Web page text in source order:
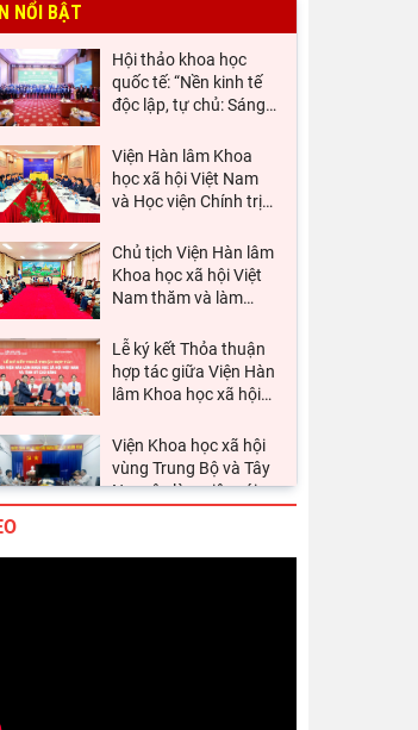
NỔI BẬT
Hội thảo khoa học
quốc tế: “Nền kinh tế
độc lập, tự chủ: Sáng…
Viện Hàn lâm Khoa
học xã hội Việt Nam
và Học viện Chính trị…
Chủ tịch Viện Hàn lâm
Khoa học xã hội Việt
Nam thăm và làm…
Lễ ký kết Thỏa thuận
hợp tác giữa Viện Hàn
lâm Khoa học xã hội…
Viện Khoa học xã hội
vùng Trung Bộ và Tây
Nguyên làm việc với…